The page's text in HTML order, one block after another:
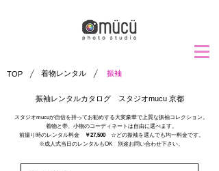
TOP / 着物レンタル / 振袖
​振袖レンタルカタログ スタジオmucu 京都
スタジオmucuが自信を持ってお勧めする大変豪華で上質な振袖コレクション。
着物と帯、小物のコーディネートは自由に選べます。
前撮り時のレンタル料金
￥27,500​ ☆どの振袖を選んでも均一料金です。
※成人式当日のレンタルもOK 別途お問い合わせ下さい。